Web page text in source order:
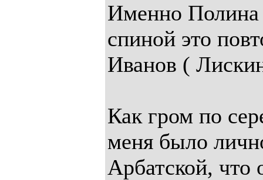
Именно Полина
спиной это
Иванов (
Как гром по
меня было
Арбатской, что